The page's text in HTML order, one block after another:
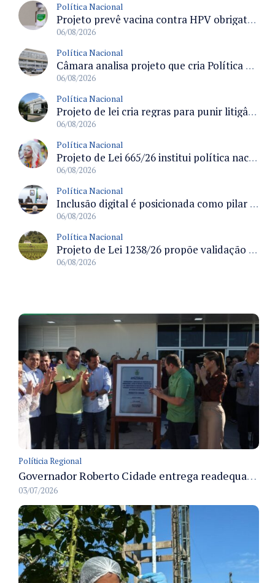
Política Nacional
Projeto prevê vacina contra HPV obrigatória e testes moleculares para rastreamento do câncer do colo do útero
06/08/2026
Política Nacional
Câmara analisa projeto que cria Política Nacional de Qualificação e Valorização da Preceptoria na Residência Médica
06/08/2026
Política Nacional
Projeto de lei cria regras para punir litigância abusiva reversa e integrar sistemas do Judiciário
06/08/2026
Política Nacional
Projeto de Lei 665/26 institui política nacional para prevenção ao transfeminicídio e prevê medidas de proteção e reparação
06/08/2026
Política Nacional
Inclusão digital é posicionada como pilar essencial da reurbanização de favelas e periferias
06/08/2026
Política Nacional
Projeto de Lei 1238/26 propõe validação automática do Cadastro Ambiental Rural para imóveis de até quatro módulos fiscais
06/08/2026
Políticia Regional
Governador Roberto Cidade entrega readequação do ambulatório da FCecon e amplia capacidade de atendimento oncológico em Manaus
03/07/2026